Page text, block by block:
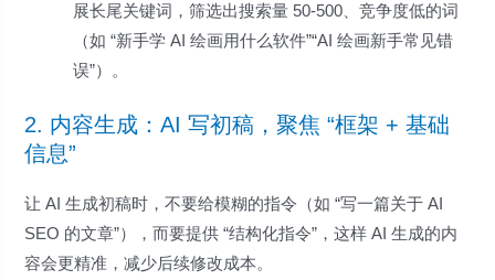
展长尾关键词，筛选出搜索量 50-500、竞争度低的词
（如 “新手学 AI 绘画用什么软件”“AI 绘画新手常见错
误”）。
2. 内容生成：AI 写初稿，聚焦 “框架 + 基础
信息”
让 AI 生成初稿时，不要给模糊的指令（如 “写一篇关于 AI
SEO 的文章”），而要提供 “结构化指令”，这样 AI 生成的内
容会更精准，减少后续修改成本。